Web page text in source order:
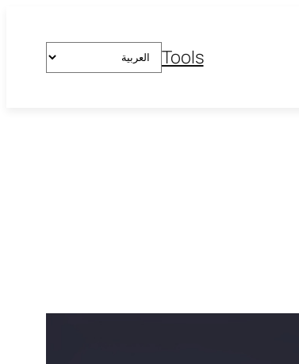
Toolsاختر
لغة